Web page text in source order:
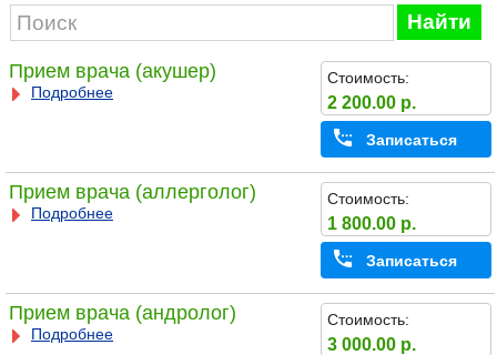
Найти
Прием врача (акушер)
Подробнее
Стоимость:
2 200.00 р.
Записаться
Прием врача (аллерголог)
Подробнее
Стоимость:
1 800.00 р.
Записаться
Прием врача (андролог)
Подробнее
Стоимость:
3 000.00 р.